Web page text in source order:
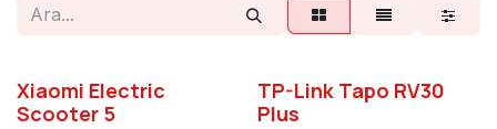
Xiaomi Electric
Scooter 5
TP-Link Tapo RV30
Plus